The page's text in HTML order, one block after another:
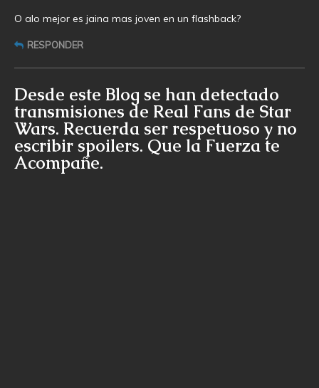
O alo mejor es jaina mas joven en un flashback?
RESPONDER
Desde este Blog se han detectado
transmisiones de Real Fans de Star
Wars. Recuerda ser respetuoso y no
escribir spoilers. Que la Fuerza te
Acompañe.